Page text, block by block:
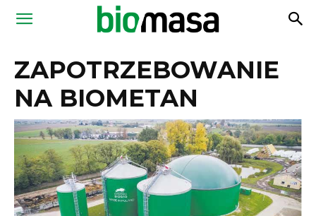
Magazyn
ZAPOTRZEBOWANIE
NA BIOMETAN